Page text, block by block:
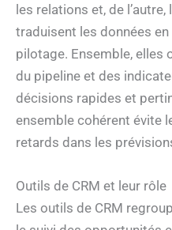
les relations et, de
traduisent les données
pilotage. Ensemble, elles
du pipeline et des
décisions rapides et
ensemble cohérent évite
retards dans les
Outils de CRM et leur rôle
Les outils de CRM